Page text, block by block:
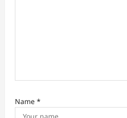
Name *